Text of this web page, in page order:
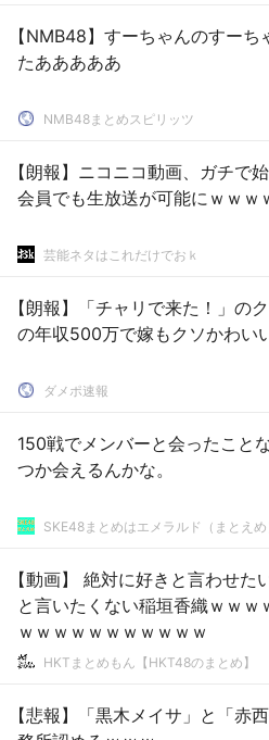
【NMB48】すーちゃんのすーち
たあああああ
NMB48まとめスピリッツ
【朗報】ニコニコ動画、ガチ
会員でも生放送が可能にｗｗｗ
芸能ネタはこれだけでおｋ
【朗報】「チャリで来た！」の
の年収500万で嫁もクソかわい
ダメポ速報
150戦でメンバーと会ったこと
つか会えるんかな。
SKE48まとめはエメラルド（まとえめ
【動画】 絶対に好きと言わせ
と言いたくない稲垣香織ｗｗｗ
ｗｗｗｗｗｗｗｗｗｗｗ
HKTまとめもん【HKT48のまとめ】
【悲報】「黒木メイサ」と「